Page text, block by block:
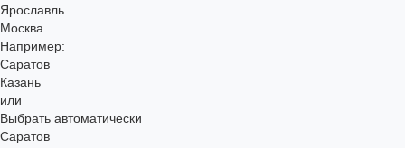
Ярославль
Москва
Например:
Саратов
Казань
или
Выбрать автоматически
Саратов